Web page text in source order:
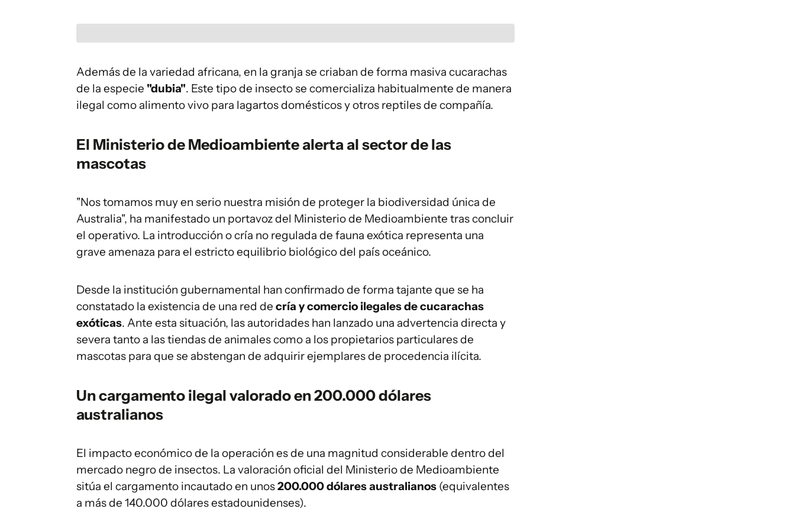
Además de la variedad africana, en la granja se criaban de forma masiva cucarachas
de la especie "dubia". Este tipo de insecto se comercializa habitualmente de manera
ilegal como alimento vivo para lagartos domésticos y otros reptiles de compañía.
El Ministerio de Medioambiente alerta al sector de las
mascotas
"Nos tomamos muy en serio nuestra misión de proteger la biodiversidad única de
Australia", ha manifestado un portavoz del Ministerio de Medioambiente tras concluir
el operativo. La introducción o cría no regulada de fauna exótica representa una
grave amenaza para el estricto equilibrio biológico del país oceánico.
Desde la institución gubernamental han confirmado de forma tajante que se ha
constatado la existencia de una red de cría y comercio ilegales de cucarachas
exóticas. Ante esta situación, las autoridades han lanzado una advertencia directa y
severa tanto a las tiendas de animales como a los propietarios particulares de
mascotas para que se abstengan de adquirir ejemplares de procedencia ilícita.
Un cargamento ilegal valorado en 200.000 dólares
australianos
El impacto económico de la operación es de una magnitud considerable dentro del
mercado negro de insectos. La valoración oficial del Ministerio de Medioambiente
sitúa el cargamento incautado en unos200.000 dólares australianos (equivalentes
a más de 140.000 dólares estadounidenses).